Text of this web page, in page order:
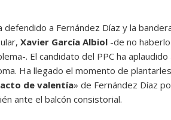
defendido a Fernández Díaz y la
Xavier García Albiol -de no
. El candidato del PPC ha
Ha llegado el momento de
acto de valentía» de Fernández Díaz
ante el balcón consistorial.